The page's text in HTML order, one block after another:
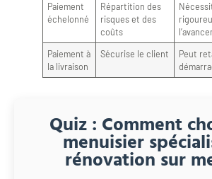
Paiement
échelonné
Répartition des
risques et des
coûts
Paiement à
la livraison
Sécurise le client
Peut
Quiz : Comment
menuisier
rénovation sur